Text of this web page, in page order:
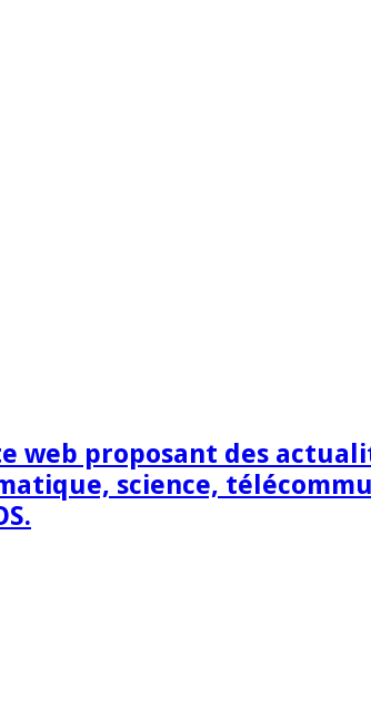
web proposant des
science,